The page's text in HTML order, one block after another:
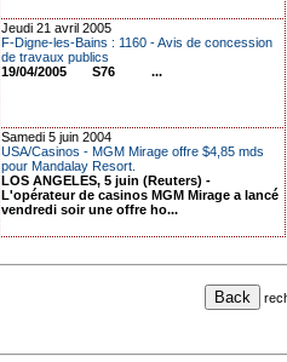
Jeudi 21 avril 2005
F-Digne-les-Bains : 1160 - Avis de concession
de travaux publics
19/04/2005 S76 ...
Samedi 5 juin 2004
USA/Casinos - MGM Mirage offre $4,85 mds
pour Mandalay Resort.
LOS ANGELES, 5 juin (Reuters) -
L'opérateur de casinos MGM Mirage a lancé
vendredi soir une offre ho...